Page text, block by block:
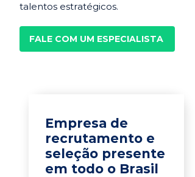
talentos estratégicos.
FALE COM UM ESPECIALISTA
Empresa de
recrutamento e
seleção presente
em todo o Brasil